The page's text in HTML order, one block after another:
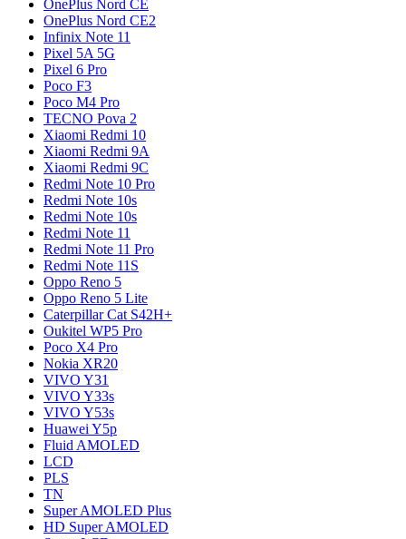
OnePlus Nord CE
OnePlus Nord CE2
Infinix Note 11
Pixel 5A 5G
Pixel 6 Pro
Poco F3
Poco M4 Pro
TECNO Pova 2
Xiaomi Redmi 10
Xiaomi Redmi 9A
Xiaomi Redmi 9C
Redmi Note 10 Pro
Redmi Note 10s
Redmi Note 10s
Redmi Note 11
Redmi Note 11 Pro
Redmi Note 11S
Oppo Reno 5
Oppo Reno 5 Lite
Caterpillar Cat S42H+
Oukitel WP5 Pro
Poco X4 Pro
Nokia XR20
VIVO Y31
VIVO Y33s
VIVO Y53s
Huawei Y5p
Fluid AMOLED
LCD
PLS
TN
Super AMOLED Plus
HD Super AMOLED